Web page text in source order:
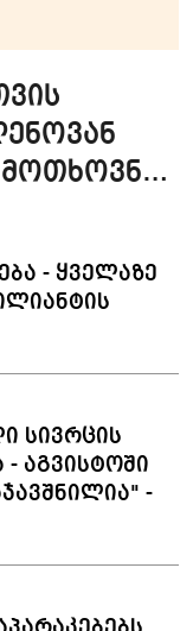
მოთხოვნა
- ყველაზე
სივრცის
- აგვისტოში
-